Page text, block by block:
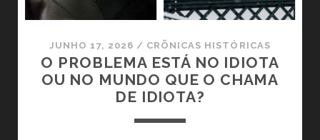
JUNHO 17, 2026 / CRÕNICAS HISTÓRICAS
O PROBLEMA ESTÁ NO IDIOTA
OU NO MUNDO QUE O CHAMA
DE IDIOTA?